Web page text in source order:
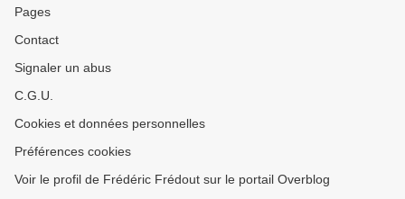
Pages
Contact
Signaler un abus
C.G.U.
Cookies et données personnelles
Préférences cookies
Voir le profil de Frédéric Frédout sur le portail Overblog